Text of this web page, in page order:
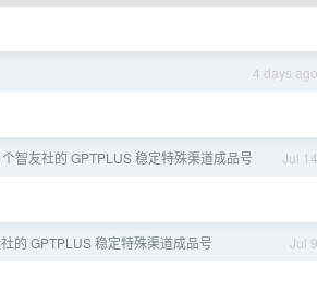
4 days ago
Jul 14
智友社的 GPTPLUS 稳定特殊渠道成品号
Jul 9
的 GPTPLUS 稳定特殊渠道成品号